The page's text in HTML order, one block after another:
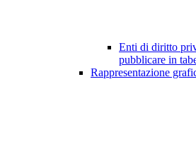
Enti di diritto
pubblicare in
Rappresentazione